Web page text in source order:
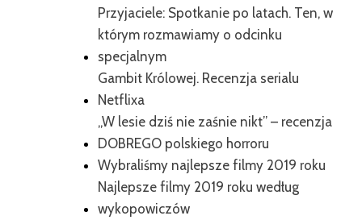
Przyjaciele: Spotkanie po latach. Ten, w
którym rozmawiamy o odcinku
specjalnym
Gambit Królowej. Recenzja serialu
Netflixa
„W lesie dziś nie zaśnie nikt” – recenzja
DOBREGO polskiego horroru
Wybraliśmy najlepsze filmy 2019 roku
Najlepsze filmy 2019 roku według
wykopowiczów